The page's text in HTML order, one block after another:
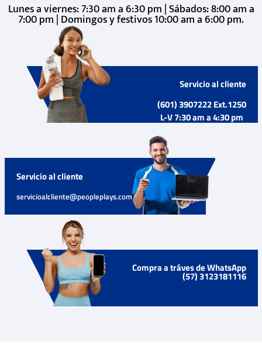
Lunes a viernes: 7:30 am a 6:30 pm | Sábados: 8:00 am a
7:00 pm | Domingos y festivos 10:00 am a 6:00 pm.
Servicio al cliente
(601) 3907222 Ext.1250
L-V 7:30 am a 4:30 pm
Servicio al cliente
servicioalcliente@peopleplays.com
Compra a tráves de WhatsApp
(57) 3123181116